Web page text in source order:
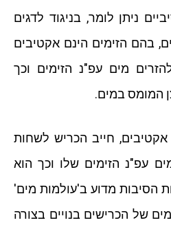
ניתן לומר, בניגוד לדגים
בהם הזימים הינם אקטיבים
מים עפ"נ הזימים וכך
המומס במים.
אקטיבים, חייב הכריש לשחות
עפ"נ הזימים שלו וכך הוא
הסיבות מדוע ב'עולמות מים'
של הכרישים בנויים בצורה